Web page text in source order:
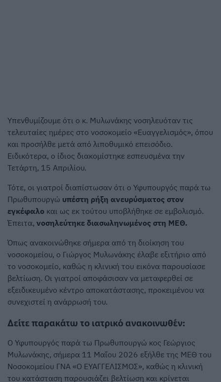
Υπενθυμίζουμε ότι ο κ. Μυλωνάκης νοσηλευόταν τις
τελευταίες ημέρες στο νοσοκομείο «Ευαγγελισμός», όπου
και προσήλθε μετά από λιποθυμικό επεισόδιο.
Ειδικότερα, ο ίδιος διακομίστηκε εσπευσμένα την
Τετάρτη, 15 Απριλίου.
Τότε, οι γιατροί διαπίστωσαν ότι ο Υφυπουργός παρά τω
Πρωθυπουργώ υπέστη ρήξη ανευρύσματος στον
εγκέφαλο και ως εκ τούτου υποβλήθηκε σε εμβολισμό.
Έπειτα, νοσηλεύτηκε διασωληνωμένος στη ΜΕΘ.
Όπως ανακοινώθηκε σήμερα από τη διοίκηση του
νοσοκομείου, ο Γιώργος Μυλωνάκης έλαβε εξιτήριο από
το νοσοκομείο, καθώς η κλινική του εικόνα παρουσίασε
βελτίωση. Οι γιατροί αποφάσισαν να μεταφερθεί σε
εξειδικευμένο κέντρο αποκατάστασης, προκειμένου να
συνεχιστεί η ανάρρωσή του.
Δείτε παρακάτω το ιατρικό ανακοινωθέν:
Ο Υφυπουργός παρά τω Πρωθυπουργώ κος Γεώργιος
Μυλωνάκης, σήμερα 11 Μαΐου 2026 εξήλθε της ΜΕΘ του
Νοσοκομείου ΓΝΑ «Ο ΕΥΑΓΓΕΛΙΣΜΟΣ», καθώς η κλινική
του κατάσταση παρουσιάζει βελτίωση και κρίνεται